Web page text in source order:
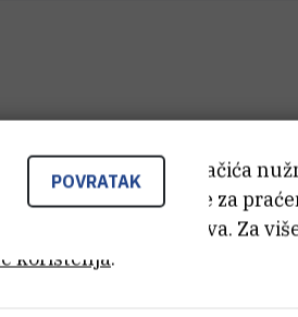
POVRATAK
Neki od tih kolačića
dok se drugi koriste za
korisničkog iskustva. Za
korištenja.